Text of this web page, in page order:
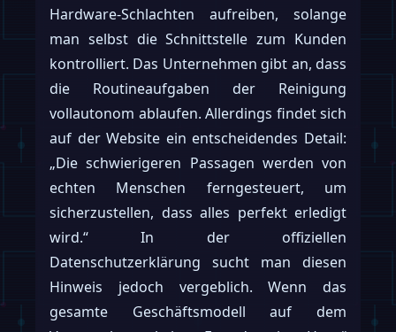
Hardware-Schlachten aufreiben, solange
man selbst die Schnittstelle zum Kunden
kontrolliert. Das Unternehmen gibt an, dass
die Routineaufgaben der Reinigung
vollautonom ablaufen. Allerdings findet sich
auf der Website ein entscheidendes Detail:
„Die schwierigeren Passagen werden von
echten Menschen ferngesteuert, um
sicherzustellen, dass alles perfekt erledigt
wird.“ In der offiziellen
Datenschutzerklärung sucht man diesen
Hinweis jedoch vergeblich. Wenn das
gesamte Geschäftsmodell auf dem